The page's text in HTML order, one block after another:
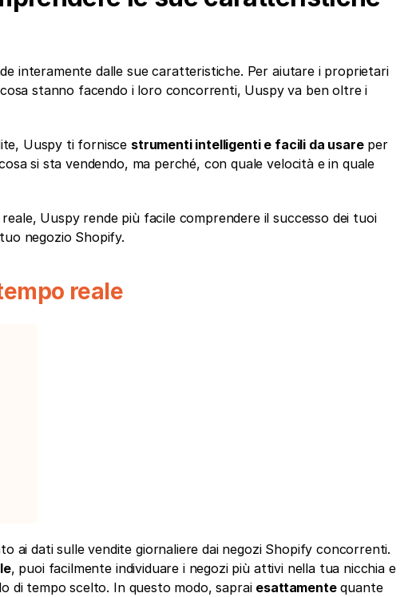
interamente dalle sue caratteristiche. Per aiutare i proprietari
stanno facendo i loro concorrenti, Uuspy va ben oltre i
Uuspy ti fornisce strumenti intelligenti e facili da usare per
si sta vendendo, ma perché, con quale velocità e in quale
Uuspy rende più facile comprendere il successo dei tuoi
negozio Shopify.
reale
ai dati sulle vendite giornaliere dai negozi Shopify concorrenti.
, puoi facilmente individuare i negozi più attivi nella tua nicchia e
di tempo scelto. In questo modo, saprai esattamente quante